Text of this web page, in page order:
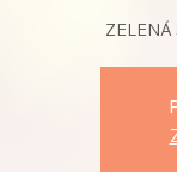
ZELENÁ